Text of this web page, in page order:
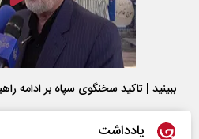
ببینید | تاکید سخنگوی سپاه بر ادامه
یادداشت